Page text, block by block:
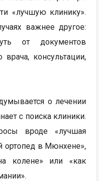
«лучшую клинику».
важнее другое:
от документов
консультации,
о лечении
с поиска клиники.
вроде «лучшая
ортопед в Мюнхене»,
колене» или «как